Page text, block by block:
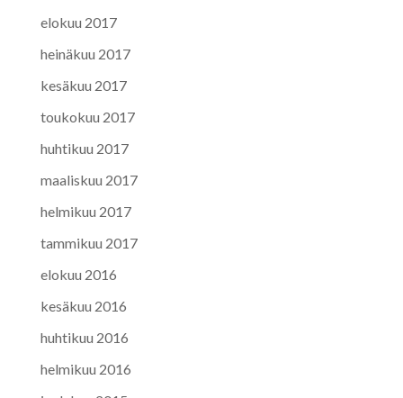
elokuu 2017
heinäkuu 2017
kesäkuu 2017
toukokuu 2017
huhtikuu 2017
maaliskuu 2017
helmikuu 2017
tammikuu 2017
elokuu 2016
kesäkuu 2016
huhtikuu 2016
helmikuu 2016